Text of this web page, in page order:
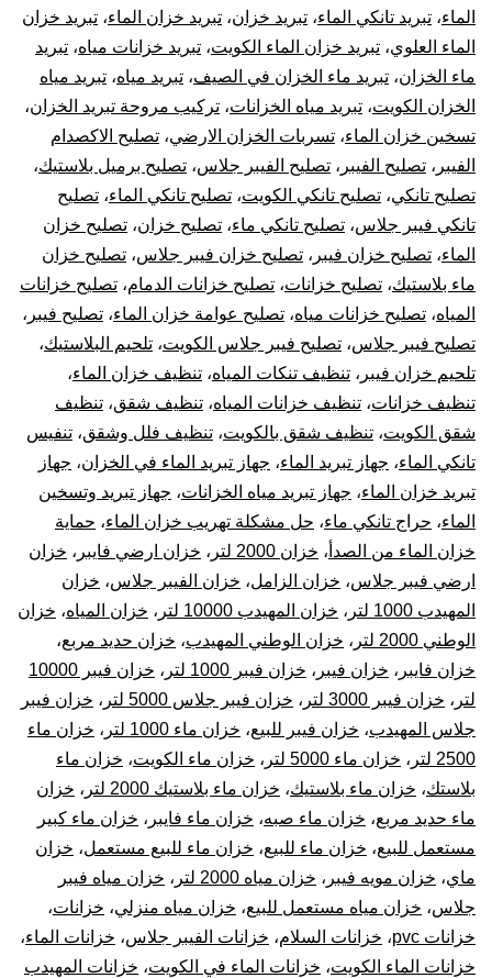
الماء، تبريد تانكي الماء، تبريد خزان، تبريد خزان الماء، تبريد خزان
الماء العلوي، تبريد خزان الماء الكويت، تبريد خزانات مياه، تبريد
ماء الخزان، تبريد ماء الخزان في الصيف، تبريد مياه، تبريد مياه
الخزان الكويت، تبريد مياه الخزانات، تركيب مروحة تبريد الخزان،
تسخين خزان الماء، تسربات الخزان الارضي، تصليح الاكصدام
الفيبر ، تصليح الفيبر ، تصليح الفيبر جلاس، تصليح برميل بلاستيك،
تصليح تانكي، تصليح تانكي الكويت، تصليح تانكي الماء، تصليح
تانكي فيبر جلاس، تصليح تانكي ماء، تصليح خزان، تصليح خزان
الماء، تصليح خزان فيبر ، تصليح خزان فيبر جلاس، تصليح خزان
ماء بلاستيك، تصليح خزانات، تصليح خزانات الدمام، تصليح خزانات
المياه، تصليح خزانات مياه، تصليح عوامة خزان الماء، تصليح فيبر ،
تصليح فيبر جلاس، تصليح فيبر جلاس الكويت، تلحيم البلاستيك،
تلحيم خزان فيبر ، تنظيف تنكات المياه، تنظيف خزان الماء،
تنظيف خزانات، تنظيف خزانات المياه، تنظيف شقق، تنظيف
شقق الكويت، تنظيف شقق بالكويت، تنظيف فلل وشقق، تنفيس
تانكي الماء، جهاز تبريد الماء، جهاز تبريد الماء في الخزان، جهاز
تبريد خزان الماء، جهاز تبريد مياه الخزانات، جهاز تبريد وتسخين
الماء، حراج تانكي ماء، حل مشكلة تهريب خزان الماء، حماية
خزان الماء من الصدأ ، خزان 2000 لتر ، خزان ارضي فايبر ، خزان
ارضي فيبر جلاس، خزان الزامل، خزان الفيبر جلاس، خزان
المهيدب 1000 لتر
، خزان المهيدب 10000 لتر ، خزان المياه، خزان
الوطني 2000 لتر
، خزان الوطني المهيدب، خزان حديد مربع،
خزان فايبر ، خزان فيبر ، خزان فيبر 1000 لتر ،
خزان فيبر 10000
لتر ، خزان فيبر 3000 لتر ، خزان فيبر جلاس 5000 لتر ، خزان فيبر
جلاس المهيدب، خزان فيبر للبيع، خزان ماء 1000 لتر ، خزان ماء
2500 لتر
، خزان ماء 5000 لتر ، خزان ماء الكويت، خزان ماء
بلاستك، خزان ماء بلاستيك، خزان ماء بلاستيك 2000 لتر ، خزان
ماء حديد مربع، خزان ماء صبه، خزان ماء فايبر ، خزان ماء كبير
مستعمل للبيع، خزان ماء للبيع، خزان ماء للبيع مستعمل، خزان
ماي، خزان مويه فيبر ، خزان مياه 2000 لتر ، خزان مياه فيبر
جلاس، خزان مياه مستعمل للبيع، خزان مياه منزلي، خزانات،
خزانات pvc
، خزانات السلام، خزانات الفيبر جلاس، خزانات الماء،
خزانات الماء الكويت، خزانات الماء في الكويت، خزانات المهيدب